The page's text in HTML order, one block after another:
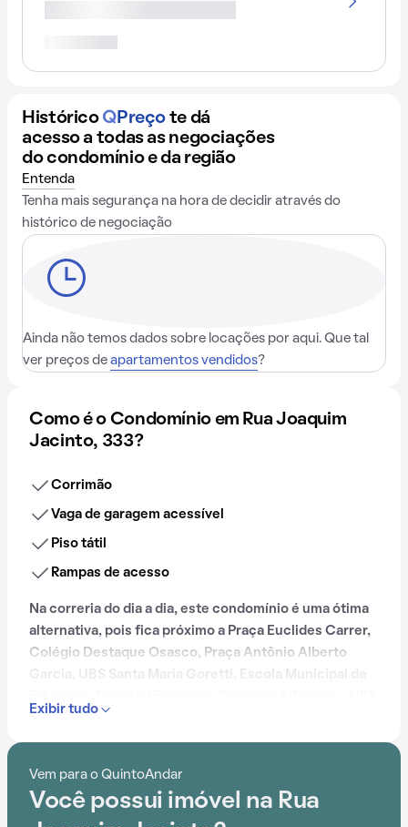
Histórico QPreço te dá
acesso a todas as negociações
do condomínio e da região
Entenda
Tenha mais segurança na hora de decidir através do
histórico de negociação
Ainda não temos dados sobre locações por aqui. Que tal
ver preços de apartamentos vendidos?
Como é o Condomínio em Rua Joaquim
Jacinto, 333?
Corrimão
Vaga de garagem acessível
Piso tátil
Rampas de acesso
Na correria do dia a dia, este condomínio é uma ótima
alternativa, pois fica próximo a Praça Euclides Carrer,
Colégio Destaque Osasco, Praça Antônio Alberto
localizado na Rua Joaquim Jacinto, no bairroBela
Exibir tudo
Vem para o QuintoAndar
Você possui imóvel na Rua